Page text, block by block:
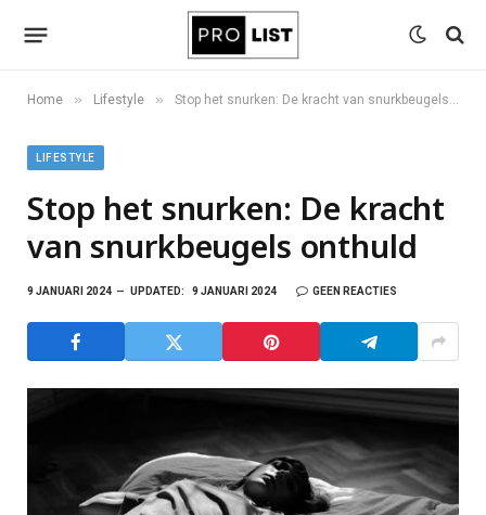
Home » Lifestyle » Stop het snurken: De kracht van snurkbeugels onthuld
LIFESTYLE
Stop het snurken: De kracht
van snurkbeugels onthuld
9 JANUARI 2024 UPDATED: 9 JANUARI 2024 GEEN REACTIES